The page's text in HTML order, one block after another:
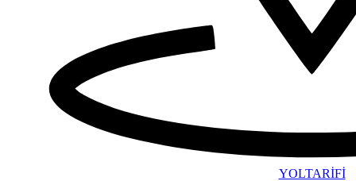
YOLTARİFİ